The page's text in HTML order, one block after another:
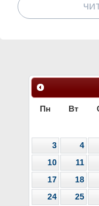
Пн Вт
3
4
10
11
17
18
24
25